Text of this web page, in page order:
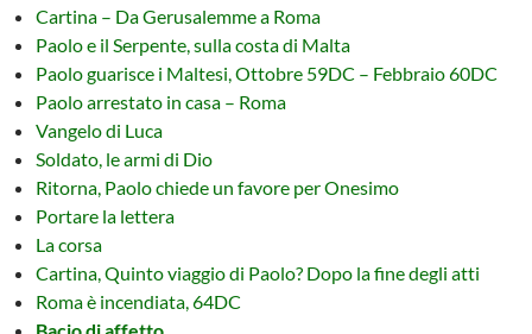
Cartina – Da Gerusalemme a Roma
Paolo e il Serpente, sulla costa di Malta
Paolo guarisce i Maltesi, Ottobre 59DC – Febbraio 60DC
Paolo arrestato in casa – Roma
Vangelo di Luca
Soldato, le armi di Dio
Ritorna, Paolo chiede un favore per Onesimo
Portare la lettera
La corsa
Cartina, Quinto viaggio di Paolo? Dopo la fine degli atti
Roma è incendiata, 64DC